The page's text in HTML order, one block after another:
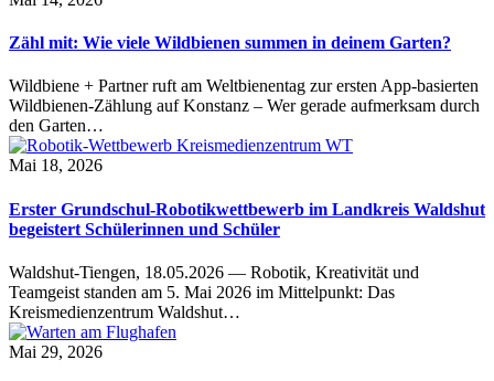
Zähl mit: Wie viele Wildbienen summen in deinem Garten?
Wildbiene + Partner ruft am Weltbienentag zur ersten App-basierten
Wildbienen-Zählung auf Konstanz – Wer gerade aufmerksam durch
den Garten…
Mai 18, 2026
Erster Grundschul-Robotikwettbewerb im Landkreis Waldshut
begeistert Schülerinnen und Schüler
Waldshut-Tiengen, 18.05.2026 — Robotik, Kreativität und
Teamgeist standen am 5. Mai 2026 im Mittelpunkt: Das
Kreismedienzentrum Waldshut…
Mai 29, 2026